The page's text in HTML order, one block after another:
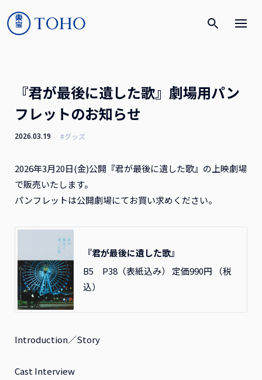
『君が最後に遺した歌』劇場用パン
フレットのお知らせ
2026.03.19 #グッズ
2026年3月20日(金)公開『君が最後に遺した歌』の上映劇場
で販売いたします。
パンフレットは公開劇場にてお買い求めください。
『君が最後に遺した歌』
B5 P38（表紙込み） 定価990円 （税
込）
Introduction／Story
Cast Interview